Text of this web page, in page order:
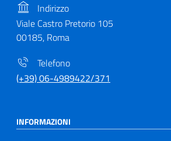
Indirizzo
Viale Castro Pretorio 105
00185, Roma
Telefono
(+39) 06-4989422/371
INFORMAZIONI